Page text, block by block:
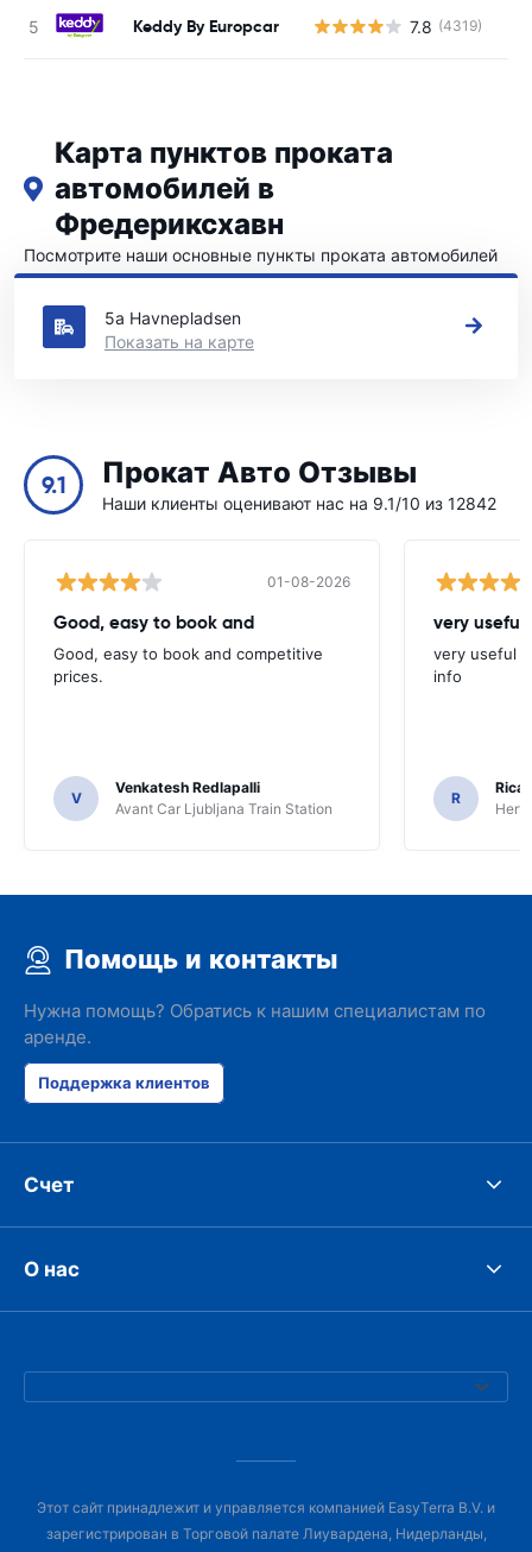
Keddy By Europcar 7.8 (4319)
Карта пунктов проката
автомобилей в
Фредериксхавн
Посмотрите наши основные пункты проката автомобилей
в Фредериксхавн
5a Havnepladsen
Показать на карте
9.1 Прокат Авто Отзывы
Наши клиенты оценивают нас на 9.1/10 из 12842
01-08-2026
Good, easy to book and
Good, easy to book and competitive
prices.
V
Venkatesh Redlapalli
Avant Car Ljubljana Train Station
very useful
very useful
info
R
Помощь и контакты
Нужна помощь? Обратись к нашим специалистам по
аренде.
Поддержка клиентов
Счет
О нас
Этот сайт принадлежит и управляется компанией EasyTerra B.V. и
зарегистрирован в Торговой палате Лиувардена, Нидерланды,